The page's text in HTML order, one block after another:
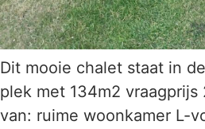
Dit mooie chalet staat in
plek met 134m2
van: ruime woonkamer L-